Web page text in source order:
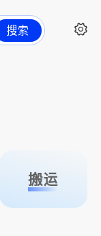
搜索
搬运